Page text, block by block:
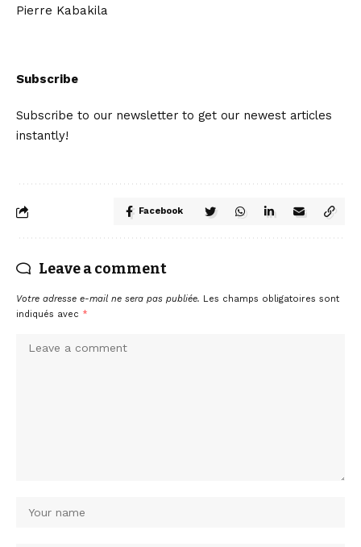
Pierre Kabakila
Subscribe
Subscribe to our newsletter to get our newest articles
instantly!
Facebook
Leave a comment
Votre adresse e-mail ne sera pas publiée. Les champs obligatoires sont
indiqués avec *